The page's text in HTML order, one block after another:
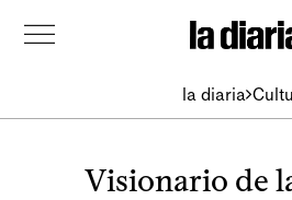
la diaria
Visionario de